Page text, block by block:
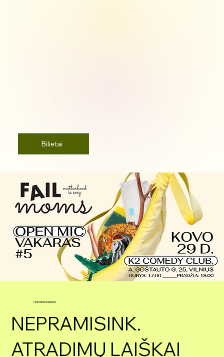
Bilietai
Prenumeruojam.
NEPRAMISINK.
ATRADIMŲ LAIŠKAI